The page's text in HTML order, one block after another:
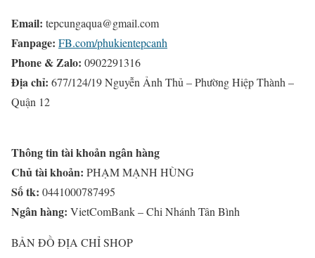
Email: tepcungaqua@gmail.com
Fanpage: FB.com/phukientepcanh
Phone & Zalo: 0902291316
Địa chỉ: 677/124/19 Nguyễn Ảnh Thủ – Phường Hiệp Thành –
Quận 12
Thông tin tài khoản ngân hàng
Chủ tài khoản: PHẠM MẠNH HÙNG
Số tk: 0441000787495
Ngân hàng: VietComBank – Chi Nhánh Tân Bình
BẢN ĐỒ ĐỊA CHỈ SHOP